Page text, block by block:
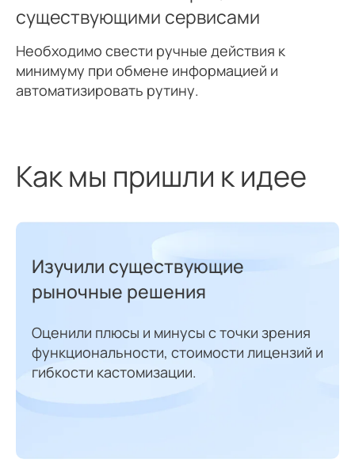
существующими сервисами
Необходимо свести ручные действия к
минимуму при обмене информацией и
автоматизировать рутину.
Как мы пришли к идее
Изучили существующие
рыночные решения
Оценили плюсы и минусы с точки зрения
функциональности, стоимости лицензий и
гибкости кастомизации.